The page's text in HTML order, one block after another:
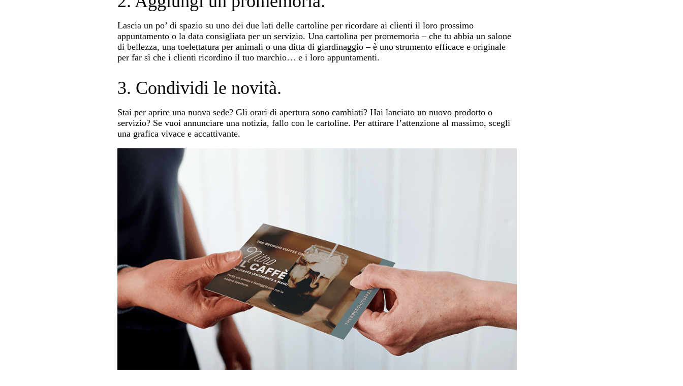
Lascia un po’ di spazio su uno dei due lati delle cartoline per ricordare ai clienti il loro prossimo
appuntamento o la data consigliata per un servizio. Una cartolina per promemoria – che tu abbia un salone
di bellezza, una toelettatura per animali o una ditta di giardinaggio – è uno strumento efficace e originale
per far sì che i clienti ricordino il tuo marchio… e i loro appuntamenti.
3. Condividi le novità.
Stai per aprire una nuova sede? Gli orari di apertura sono cambiati? Hai lanciato un nuovo prodotto o
servizio? Se vuoi annunciare una notizia, fallo con le cartoline. Per attirare l’attenzione al massimo, scegli
una grafica vivace e accattivante.